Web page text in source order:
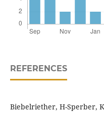
REFERENCES
Biebelriether, H-Sperber,